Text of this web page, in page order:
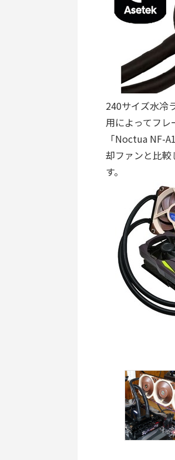
240サイズ水冷
用によってフ
「Noctua NF-
却ファンと比
す。